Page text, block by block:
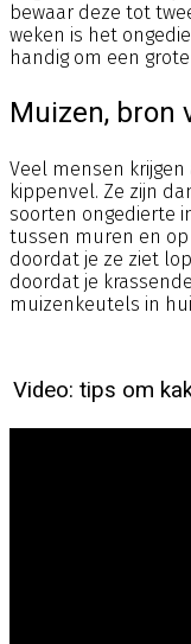
bewaar deze tot
weken is het
handig om een
Muizen, bron
Veel mensen krijgen
kippenvel. Ze zijn
soorten ongedierte
tussen muren en
doordat je ze ziet
doordat je
muizenkeutels in
Video: tips om